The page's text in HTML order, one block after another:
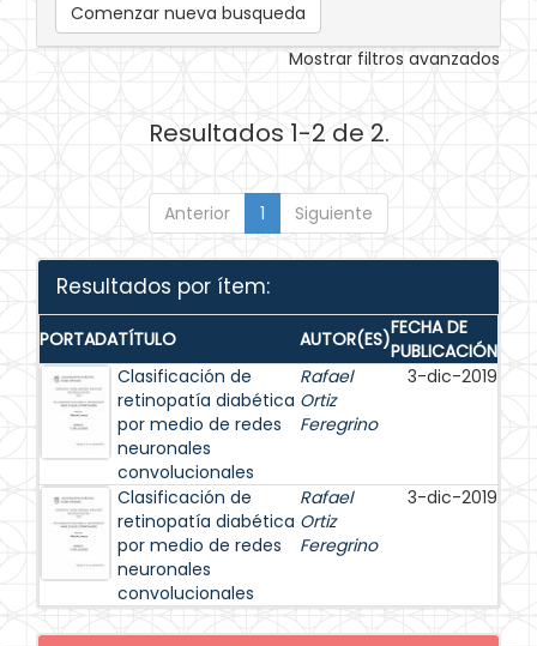
Comenzar nueva busqueda
Mostrar filtros avanzados
Resultados 1-2 de 2.
Anterior 1 Siguiente
Resultados por ítem:
PORTADATÍTULO AUTOR(ES)FECHA DE
PUBLICACIÓN
Clasificación de
retinopatía diabética
por medio de redes
neuronales
convolucionales
Rafael
Ortiz
Feregrino
3-dic-2019
Clasificación de
retinopatía diabética
por medio de redes
neuronales
convolucionales
Rafael
Ortiz
Feregrino
3-dic-2019